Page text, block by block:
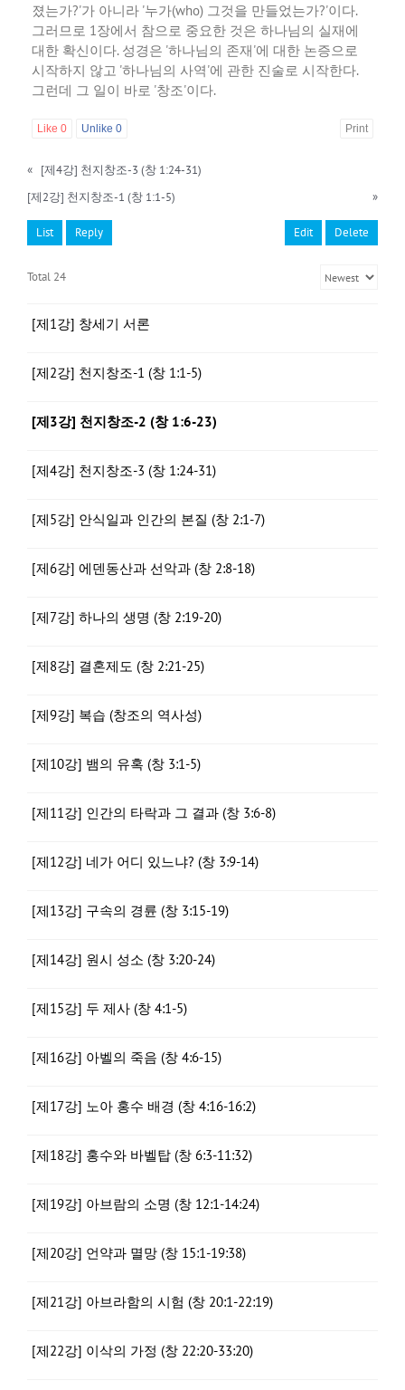
졌는가?'가 아니라 '누가(who) 그것을 만들었는가?'이다.
그러므로 1장에서 참으로 중요한 것은 하나님의 실재에
대한 확신이다. 성경은 '하나님의 존재'에 대한 논증으로
시작하지 않고 '하나님의 사역'에 관한 진술로 시작한다.
그런데 그 일이 바로 '창조'이다.
Like 0 Unlike 0 Print
« [제4강] 천지창조-3 (창 1:24-31)
[제2강] 천지창조-1 (창 1:1-5)
»
List Reply Edit Delete
Total 24
[제1강] 창세기 서론
[제2강] 천지창조-1 (창 1:1-5)
[제3강] 천지창조-2 (창 1:6-23)
[제4강] 천지창조-3 (창 1:24-31)
[제5강] 안식일과 인간의 본질 (창 2:1-7)
[제6강] 에덴동산과 선악과 (창 2:8-18)
[제7강] 하나의 생명 (창 2:19-20)
[제8강] 결혼제도 (창 2:21-25)
[제9강] 복습 (창조의 역사성)
[제10강] 뱀의 유혹 (창 3:1-5)
[제11강] 인간의 타락과 그 결과 (창 3:6-8)
[제12강] 네가 어디 있느냐? (창 3:9-14)
[제13강] 구속의 경륜 (창 3:15-19)
[제14강] 원시 성소 (창 3:20-24)
[제15강] 두 제사 (창 4:1-5)
[제16강] 아벨의 죽음 (창 4:6-15)
[제17강] 노아 홍수 배경 (창 4:16-16:2)
[제18강] 홍수와 바벨탑 (창 6:3-11:32)
[제19강] 아브람의 소명 (창 12:1-14:24)
[제20강] 언약과 멸망 (창 15:1-19:38)
[제21강] 아브라함의 시험 (창 20:1-22:19)
[제22강] 이삭의 가정 (창 22:20-33:20)